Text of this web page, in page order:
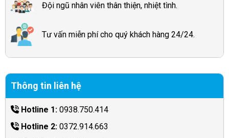
Đội ngũ nhân viên thân thiện, nhiệt tình.
Tư vấn miễn phí cho quý khách hàng 24/24.
Thông tin liên hệ
Hotline 1:0938.750.414
Hotline 2:0372.914.663